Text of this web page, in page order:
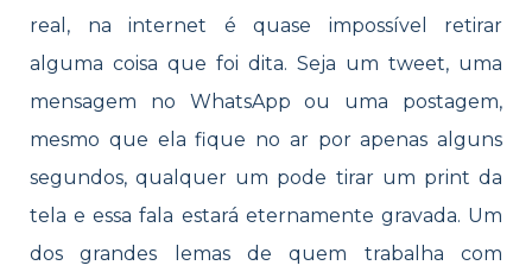
real, na internet é quase impossível retirar
alguma coisa que foi dita. Seja um tweet, uma
mensagem no WhatsApp ou uma postagem,
mesmo que ela fique no ar por apenas alguns
segundos, qualquer um pode tirar um print da
tela e essa fala estará eternamente gravada. Um
dos grandes lemas de quem trabalha com